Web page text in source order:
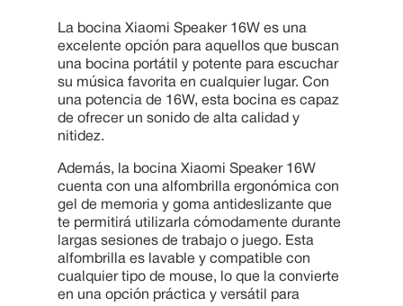
La bocina Xiaomi Speaker 16W es una
excelente opción para aquellos que buscan
una bocina portátil y potente para escuchar
su música favorita en cualquier lugar. Con
una potencia de 16W, esta bocina es capaz
de ofrecer un sonido de alta calidad y
nitidez.
Además, la bocina Xiaomi Speaker 16W
cuenta con una alfombrilla ergonómica con
gel de memoria y goma antideslizante que
te permitirá utilizarla cómodamente durante
largas sesiones de trabajo o juego. Esta
alfombrilla es lavable y compatible con
cualquier tipo de mouse, lo que la convierte
en una opción práctica y versátil para